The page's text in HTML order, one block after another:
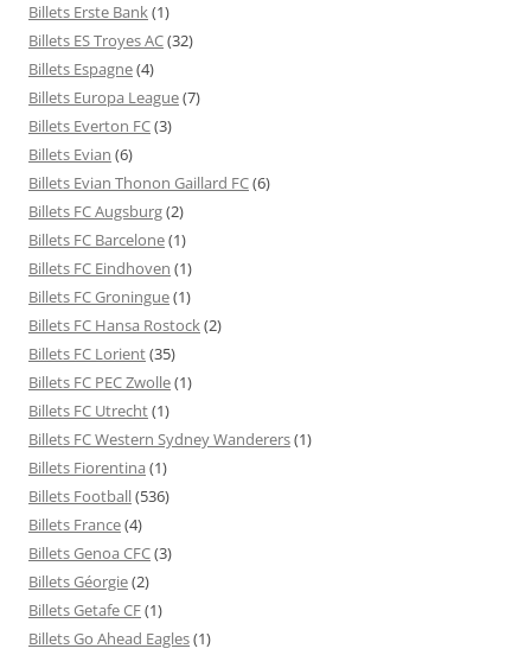
Billets Erste Bank(1)
Billets ES Troyes AC(32)
Billets Espagne(4)
Billets Europa League(7)
Billets Everton FC(3)
Billets Evian (6)
Billets Evian Thonon Gaillard FC(6)
Billets FC Augsburg(2)
Billets FC Barcelone(1)
Billets FC Eindhoven (1)
Billets FC Groningue(1)
Billets FC Hansa Rostock(2)
Billets FC Lorient(35)
Billets FC PEC Zwolle(1)
Billets FC Utrecht(1)
Billets FC Western Sydney Wanderers(1)
Billets Fiorentina (1)
Billets Football(536)
Billets France(4)
Billets Genoa CFC(3)
Billets Géorgie(2)
Billets Getafe CF(1)
Billets Go Ahead Eagles(1)